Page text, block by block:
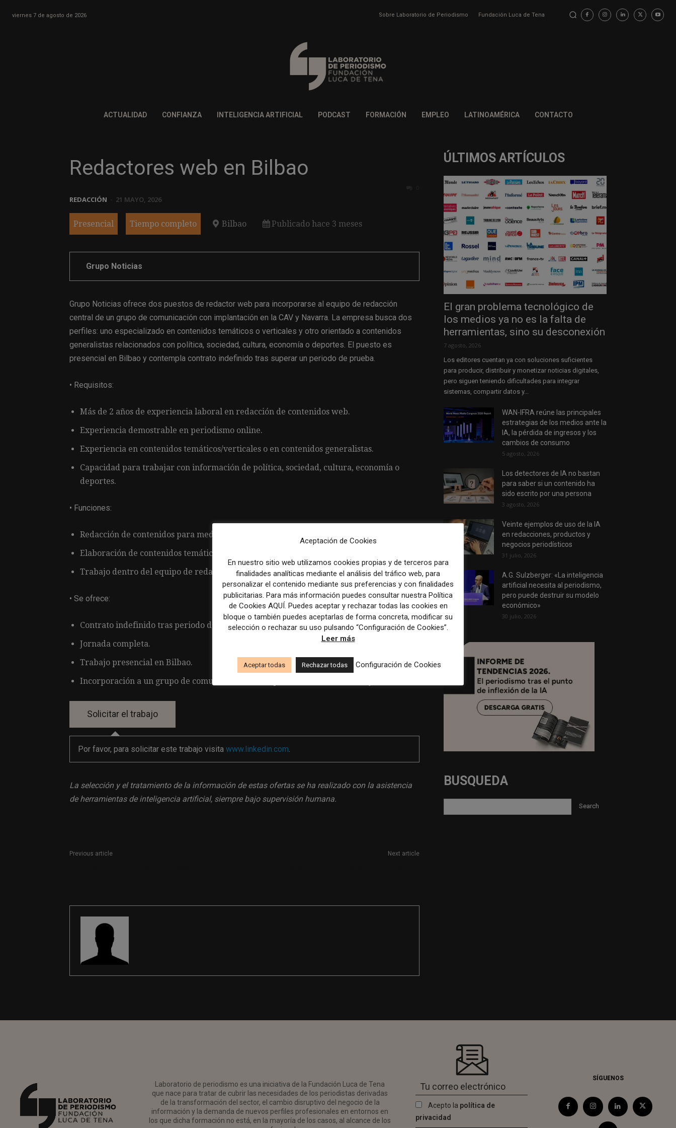
viernes 7 de agosto de 2026 Sobre Laboratorio de Periodismo Fundación Luca de Tena
ACTUALIDAD CONFIANZA INTELIGENCIA ARTIFICIAL PODCAST FORMACIÓN EMPLEO LATINOAMÉRICA CONTACTO
Redactores web en Bilbao
REDACCIÓN 21 MAYO, 2026
Presencial Tiempo completo Bilbao Publicado hace 3 meses
Grupo Noticias
Grupo Noticias ofrece dos puestos de redactor web para incorporarse al equipo de redacción
central de un grupo de comunicación con implantación en la CAV y Navarra. La empresa busca dos
perfiles: uno especializado en contenidos temáticos o verticales y otro orientado a contenidos
generalistas relacionados con política, sociedad, cultura, economía o deportes. El puesto es
presencial en Bilbao y contempla contrato indefinido tras superar un periodo de prueba.
• Requisitos:
Más de 2 años de experiencia laboral en redacción de contenidos web.
Experiencia demostrable en periodismo online.
Experiencia en contenidos temáticos/verticales o en contenidos generalistas.
Capacidad para trabajar con información de política, sociedad, cultura, economía o
deportes.
• Funciones:
Redacción de contenidos para medios digitales.
Elaboración de contenidos temáticos o generalistas según el perfil.
Trabajo dentro del equipo de redacción central del grupo de comunicación.
• Se ofrece:
Contrato indefinido tras periodo de prueba.
Jornada completa.
Trabajo presencial en Bilbao.
Incorporación a un grupo de comunicación con implantación en País Vasco y Navarra.
Por favor, para solicitar este trabajo visita www.linkedin.com
La selección y el tratamiento de la información de estas ofertas se ha realizado con la asistencia
de herramientas de inteligencia artificial, siempre bajo supervisión humana.
Previous article Next article
ÚLTIMOS ARTÍCULOS
El gran problema tecnológico de
los medios ya no es la falta de
herramientas, sino su desconexión
7 agosto, 2026
Los editores cuentan ya con soluciones suficientes
para producir, distribuir y monetizar noticias digitales,
pero siguen teniendo dificultades para integrar
sistemas, compartir datos y...
WAN-IFRA reúne las principales
estrategias de los medios ante la
IA, la pérdida de ingresos y los
cambios de consumo
5 agosto, 2026
Los detectores de IA no bastan
para saber si un contenido ha
sido escrito por una persona
3 agosto, 2026
Veinte ejemplos de uso de la IA
en redacciones, productos y
negocios periodísticos
31 julio, 2026
A.G. Sulzberger: «La inteligencia
artificial necesita al periodismo,
pero puede destruir su modelo
económico»
30 julio, 2026
BUSQUEDA
Laboratorio de periodismo es una iniciativa de la Fundación Luca de Tena
que nace para tratar de cubrir las necesidades de los periodistas derivadas
de la transformación del sector, el cambio disruptivo del negocio de la
información y la demanda de nuevos perfiles profesionales en entornos en
los que dicha formación no está, en la mayoría de los casos, al alcance de los
Acepto la política de
privacidad
SÍGUENOS
Aceptación de Cookies
En nuestro sitio web utilizamos cookies propias y de terceros para
finalidades analíticas mediante el análisis del tráfico web, para
personalizar el contenido mediante sus preferencias y con finalidades
publicitarias. Para más información puedes consultar nuestra Política
de Cookies AQUÍ. Puedes aceptar y rechazar todas las cookies en
bloque o también puedes aceptarlas de forma concreta, modificar su
selección o rechazar su uso pulsando “Configuración de Cookies”.
Leer más
Aceptar todas Rechazar todas Configuración de Cookies